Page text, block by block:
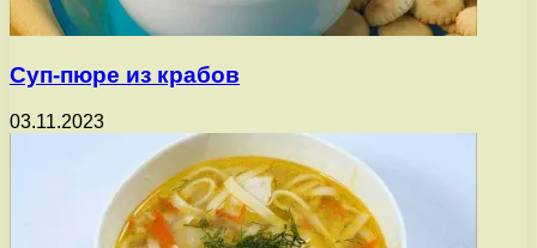
Суп-пюре из крабов
03.11.2023